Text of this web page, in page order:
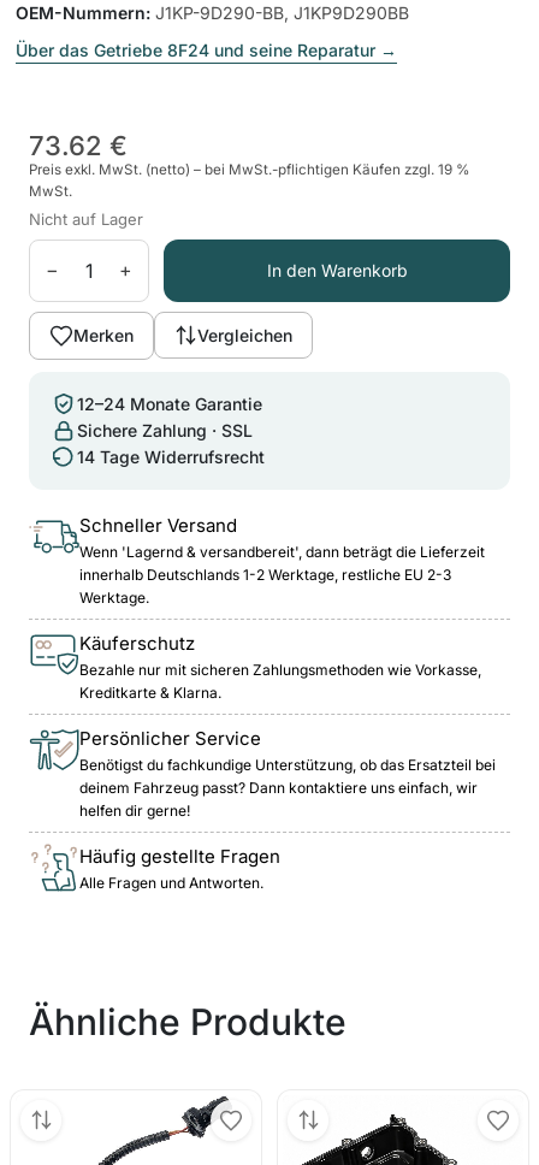
OEM-Nummern: J1KP-9D290-BB, J1KP9D290BB
Über das Getriebe 8F24 und seine Reparatur →
73.62 €
Preis exkl. MwSt. (netto) – bei MwSt.-pflichtigen Käufen zzgl. 19 %
MwSt.
Nicht auf Lager
− + In den Warenkorb
Merken Vergleichen
12–24 Monate Garantie
Sichere Zahlung · SSL
14 Tage Widerrufsrecht
Schneller Versand
Wenn 'Lagernd & versandbereit', dann beträgt die Lieferzeit
innerhalb Deutschlands 1-2 Werktage, restliche EU 2-3
Werktage.
Käuferschutz
Bezahle nur mit sicheren Zahlungsmethoden wie Vorkasse,
Kreditkarte & Klarna.
Persönlicher Service
Benötigst du fachkundige Unterstützung, ob das Ersatzteil bei
deinem Fahrzeug passt? Dann kontaktiere uns einfach, wir
helfen dir gerne!
Häufig gestellte Fragen
Alle Fragen und Antworten.
Ähnliche Produkte